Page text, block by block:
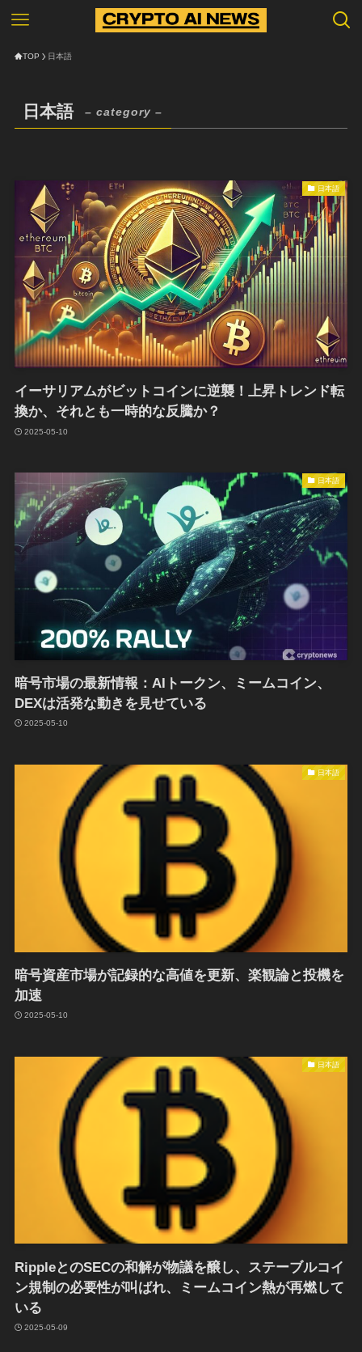
TOP 日本語
日本語 – category –
日本語
イーサリアムがビットコインに逆襲！上昇トレンド転
換か、それとも一時的な反騰か？
2025-05-10
日本語
暗号市場の最新情報：AIトークン、ミームコイン、
DEXは活発な動きを見せている
2025-05-10
日本語
暗号資産市場が記録的な高値を更新、楽観論と投機を
加速
2025-05-10
日本語
RippleとのSECの和解が物議を醸し、ステーブルコイ
ン規制の必要性が叫ばれ、ミームコイン熱が再燃して
いる
2025-05-09